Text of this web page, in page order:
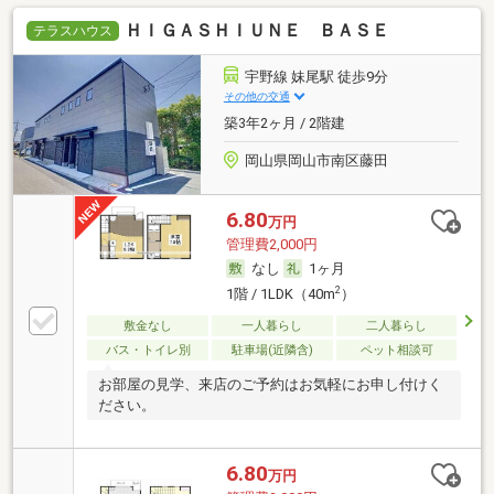
テラスハウス ＨＩＧＡＳＨＩＵＮＥ ＢＡＳＥ
宇野線 妹尾駅 徒歩9分
その他の交通
築3年2ヶ月 / 2階建
岡山県岡山市南区藤田
6.80万円
管理費2,000円
なし
1ヶ月
1階 / 1LDK（40m2）
敷金なし 一人暮らし
二人暮らし
バス・トイレ別
駐車場(近隣含) ペット相談可
お部屋の見学、来店のご予約はお気軽にお申し付けく
ださい。
6.80万円